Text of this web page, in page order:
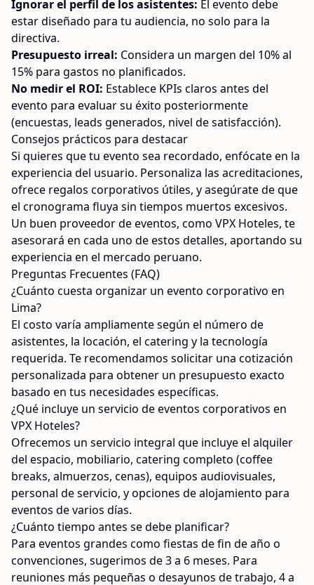
Ignorar el perfil de los asistentes: El evento debe
estar diseñado para tu audiencia, no solo para la
directiva.
Presupuesto irreal: Considera un margen del 10% al
15% para gastos no planificados.
No medir el ROI: Establece KPIs claros antes del
evento para evaluar su éxito posteriormente
(encuestas, leads generados, nivel de satisfacción).
Consejos prácticos para destacar
Si quieres que tu evento sea recordado, enfócate en la
experiencia del usuario. Personaliza las acreditaciones,
ofrece regalos corporativos útiles, y asegúrate de que
el cronograma fluya sin tiempos muertos excesivos.
Un buen proveedor de eventos, como VPX Hoteles, te
asesorará en cada uno de estos detalles, aportando su
experiencia en el mercado peruano.
Preguntas Frecuentes (FAQ)
¿Cuánto cuesta organizar un evento corporativo en
Lima?
El costo varía ampliamente según el número de
asistentes, la locación, el catering y la tecnología
requerida. Te recomendamos solicitar una cotización
personalizada para obtener un presupuesto exacto
basado en tus necesidades específicas.
¿Qué incluye un servicio de eventos corporativos en
VPX Hoteles?
Ofrecemos un servicio integral que incluye el alquiler
del espacio, mobiliario, catering completo (coffee
breaks, almuerzos, cenas), equipos audiovisuales,
personal de servicio, y opciones de alojamiento para
eventos de varios días.
¿Cuánto tiempo antes se debe planificar?
Para eventos grandes como fiestas de fin de año o
convenciones, sugerimos de 3 a 6 meses. Para
reuniones más pequeñas o desayunos de trabajo, 4 a